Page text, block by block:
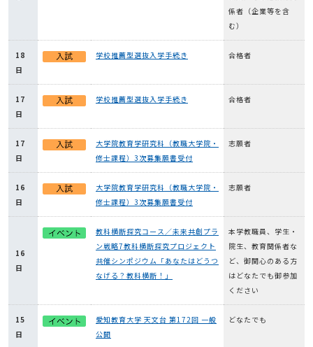
係者（企業等を含
む）
18
日
学校推薦型選抜入学手続き 合格者
17
日
学校推薦型選抜入学手続き 合格者
17
日
大学院教育学研究科（教職大学院・
修士課程）3次募集願書受付
志願者
16
日
大学院教育学研究科（教職大学院・
修士課程）3次募集願書受付
志願者
16
日
教科横断探究コース／未来共創プラ
ン戦略7教科横断探究プロジェクト
共催シンポジウム「あなたはどうつ
なげる？教科横断！」
本学教職員、学生・
院生、教育関係者な
ど、御関心のある方
はどなたでも御参加
ください
15
日
愛知教育大学 天文台 第172回 一般
公開
どなたでも